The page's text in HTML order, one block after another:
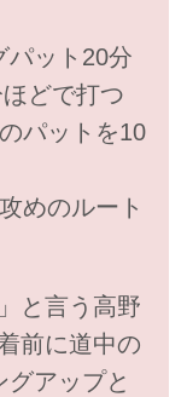
ット20分
どで打つ
パットを10
めのルート
と言う高野
前に道中の
アップと